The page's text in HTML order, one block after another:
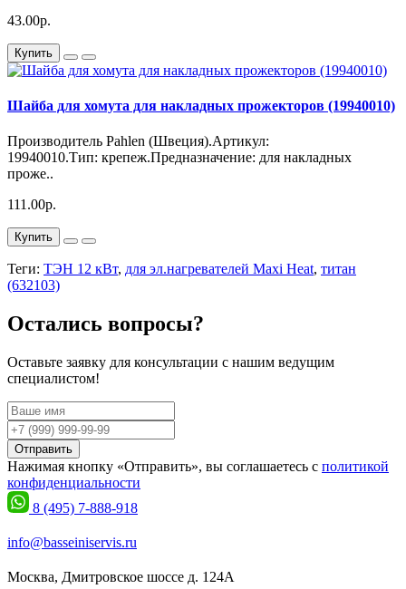
43.00р.
Купить
Шайба для хомута для накладных прожекторов (19940010)
Производитель Pahlen (Швеция).Артикул:
19940010.Тип: крепеж.Предназначение: для накладных
проже..
111.00р.
Купить
Теги: ТЭН 12 кВт, для эл.нагревателей Maxi Heat, титан
(632103)
Остались вопросы?
Оставьте заявку для консультации с нашим ведущим
специалистом!
Отправить
Нажимая кнопку «Отправить», вы соглашаетесь с политикой
конфиденциальности
8 (495) 7-888-918
info@basseiniservis.ru
Москва, Дмитровское шоссе д. 124А